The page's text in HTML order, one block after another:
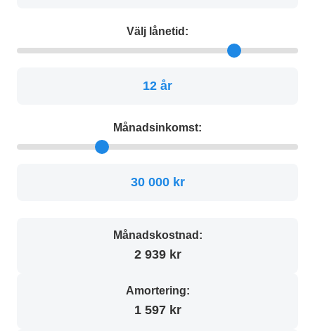
Välj lånetid:
12 år
Månadsinkomst:
30 000 kr
Månadskostnad:
2 939 kr
Amortering:
1 597 kr